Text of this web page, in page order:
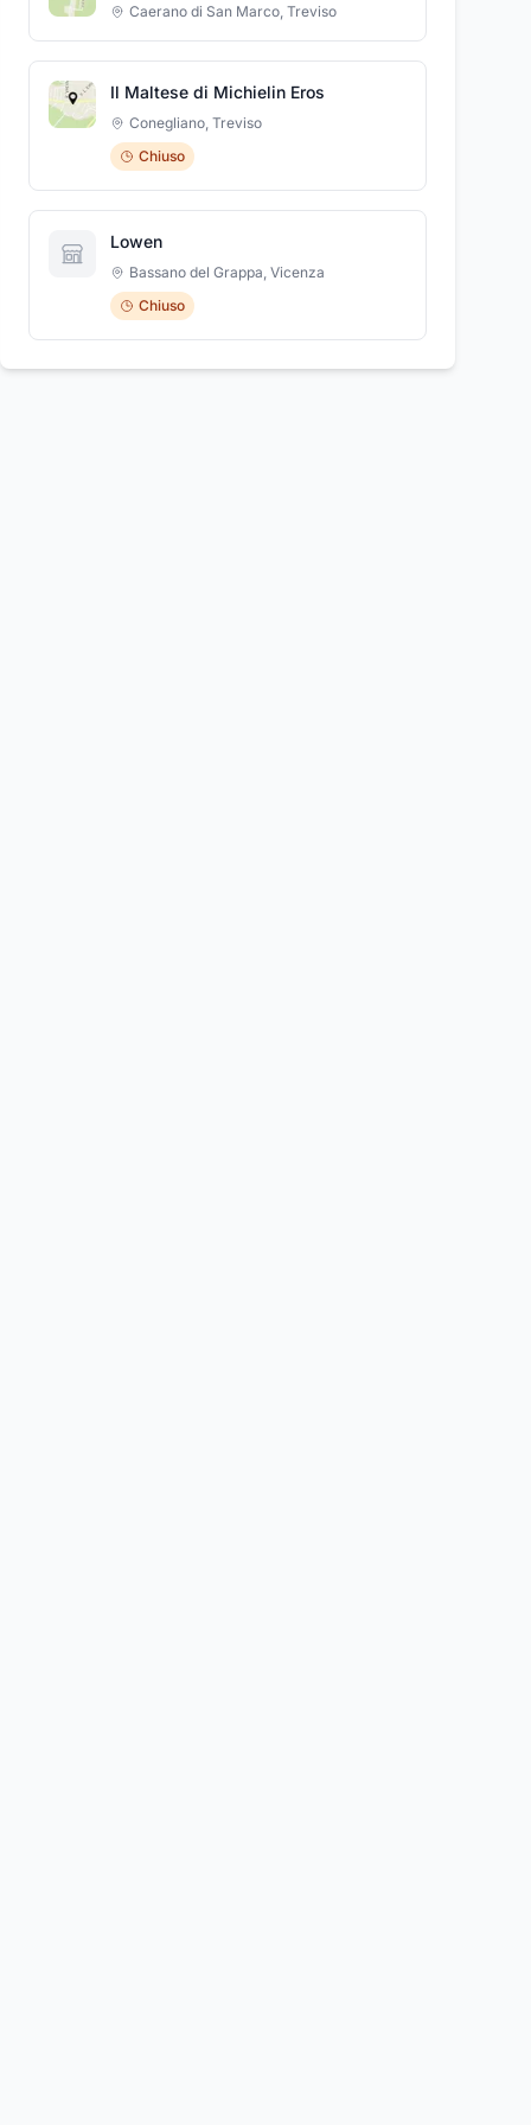
stuzzichini e aperitivi tipici della zona serviti
all'aperto accompagnati da un'incantevoli
panorama.
Caerano di San Marco, Treviso
Il Maltese di Michielin Eros
Conegliano, Treviso
Chiuso
Lowen
Bassano del Grappa, Vicenza
Chiuso